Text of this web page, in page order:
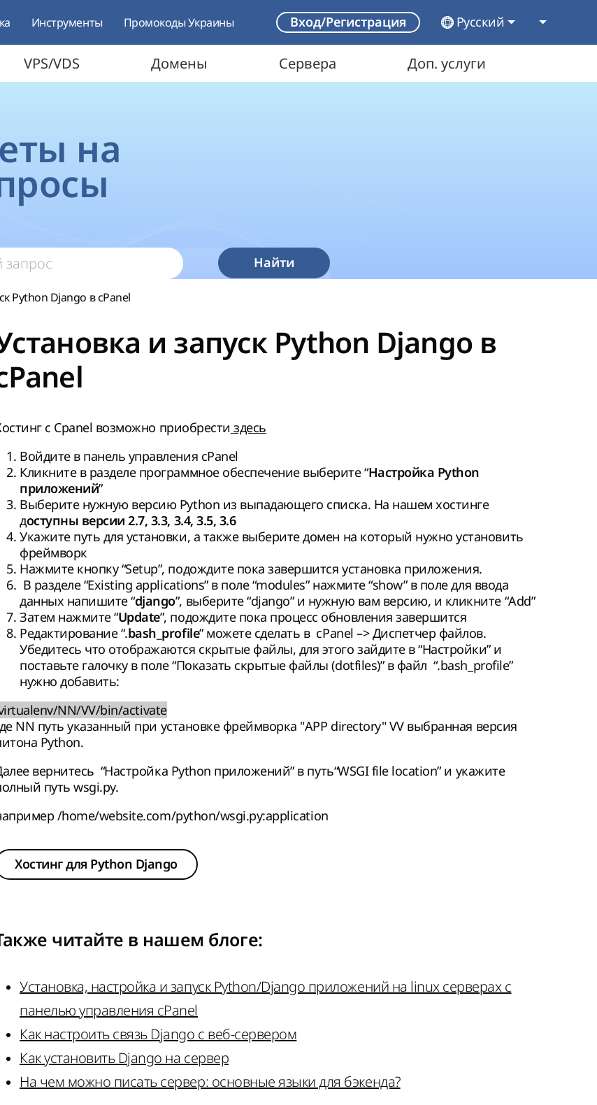
Инструменты Промокоды Украины Вход/Регистрация Русский
VPS/VDS Домены Сервера Доп. услуги
на
Найти
Python Django в cPanel
и запуск Python Django в
с Cpanel возможно приобрести здесь
Войдите в панель управления cPanel
Кликните в разделе программное обеспечение выберите “Настройка Python
приложений”
Выберите нужную версию Python из выпадающего списка. На нашем хостинге
доступны версии 2.7, 3.3, 3.4, 3.5, 3.6
Укажите путь для установки, а также выберите домен на который нужно установить
фреймворк
Нажмите кнопку “Setup”, подождите пока завершится установка приложения.
В разделе “Existing applications” в поле “modules” нажмите “show” в поле для ввода
данных напишите “django”, выберите “django” и нужную вам версию, и кликните “Add”
Затем нажмите “Update”, подождите пока процесс обновления завершится
Редактирование “.bash_profile” можете сделать в cPanel –> Диспетчер файлов.
Убедитесь что отображаются скрытые файлы, для этого зайдите в “Настройки” и
поставьте галочку в поле “Показать скрытые файлы (dotfiles)” в файл “.bash_profile”
нужно добавить:
NN/VV/bin/activate
NN путь указанный при установке фреймворка "APP directory" VV выбранная версия
Python.
вернитесь “Настройка Python приложений” в путь“WSGI file location” и укажите
путь wsgi.py.
/home/website.com/python/wsgi.py:application
Хостинг для Python Django
читайте в нашем блоге:
Установка, настройка и запуск Python/Django приложений на linux серверах с
панелью управления cPanel
Как настроить связь Django с веб-сервером
Как установить Django на сервер
На чем можно писать сервер: основные языки для бэкенда?